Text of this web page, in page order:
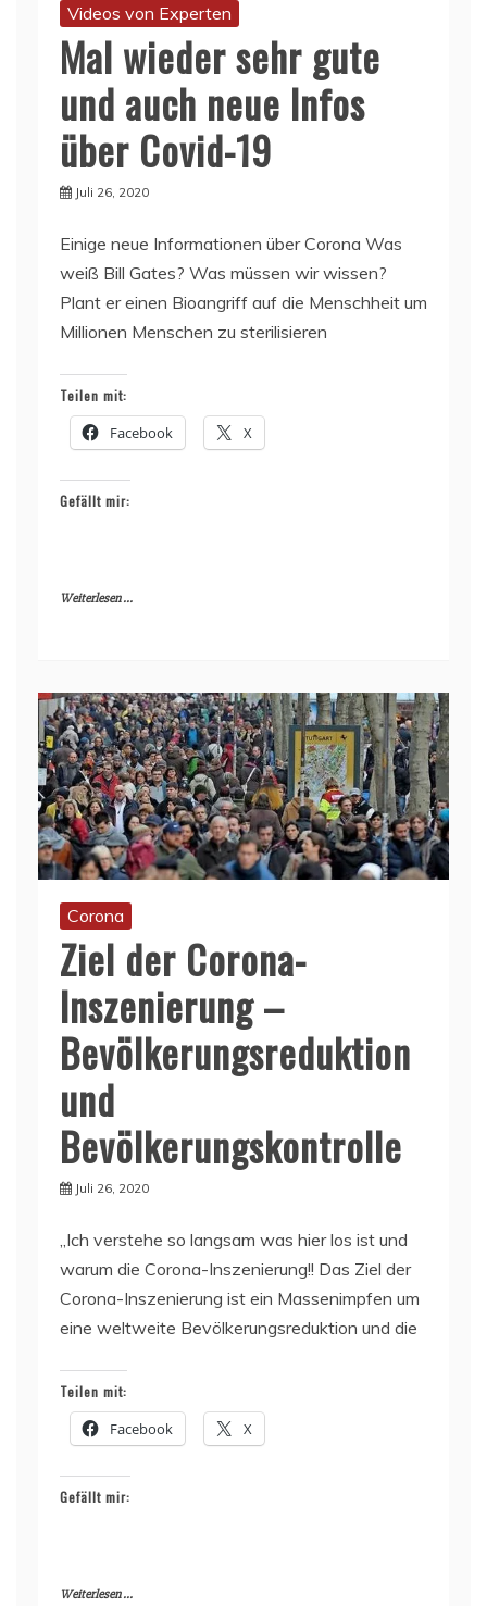
Videos von Experten
Mal wieder sehr gute
und auch neue Infos
über Covid-19
Juli 26, 2020
Einige neue Informationen über Corona Was
weiß Bill Gates? Was müssen wir wissen?
Plant er einen Bioangriff auf die Menschheit um
Millionen Menschen zu sterilisieren
Teilen mit:
Facebook X
Gefällt mir:
Weiterlesen ...
Corona
Ziel der Corona-
Inszenierung –
Bevölkerungsreduktion
und
Bevölkerungskontrolle
Juli 26, 2020
„Ich verstehe so langsam was hier los ist und
warum die Corona-Inszenierung!! Das Ziel der
Corona-Inszenierung ist ein Massenimpfen um
eine weltweite Bevölkerungsreduktion und die
Teilen mit:
Facebook X
Gefällt mir:
Weiterlesen ...